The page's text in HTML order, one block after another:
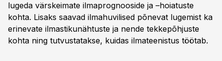
lugeda värskeimate ilmaprognooside ja –hoiatuste
kohta. Lisaks saavad ilmahuvilised põnevat lugemist ka
erinevate ilmastikunähtuste ja nende tekkepõhjuste
kohta ning tutvustatakse, kuidas ilmateenistus töötab.